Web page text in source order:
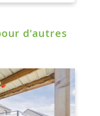
d'autres